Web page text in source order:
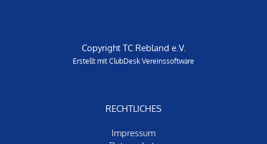
Copyright TC Rebland e.V.
Erstellt mit ClubDesk Vereinssoftware
RECHTLICHES
Impressum